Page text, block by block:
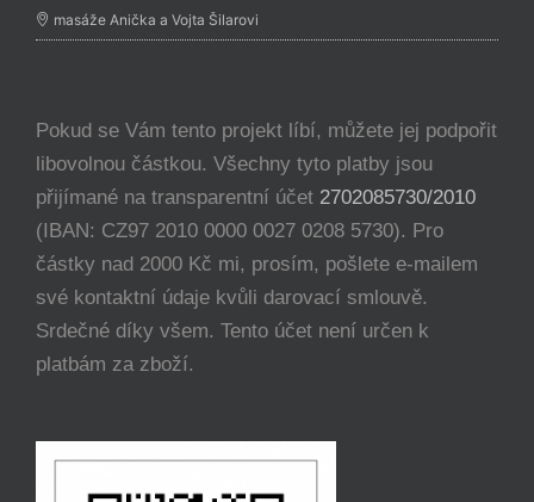
masáže Anička a Vojta Šilarovi
Pokud se Vám tento projekt líbí, můžete jej podpořit
libovolnou částkou. Všechny tyto platby jsou
přijímané na transparentní účet 2702085730/2010
(IBAN: CZ97 2010 0000 0027 0208 5730). Pro
částky nad 2000 Kč mi, prosím, pošlete e-mailem
své kontaktní údaje kvůli darovací smlouvě.
Srdečné díky všem. Tento účet není určen k
platbám za zboží.